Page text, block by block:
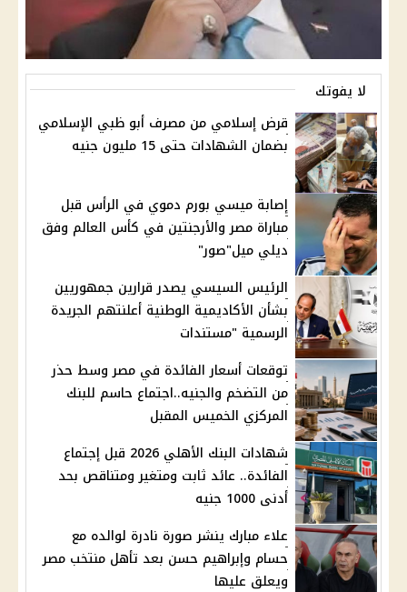
لا يفوتك
قرض إسلامي من مصرف أبو ظبي الإسلامي
بضمان الشهادات حتى 15 مليون جنيه
إصابة ميسي بورم دموي في الرأس قبل
مباراة مصر والأرجنتين في كأس العالم وفق
ديلي ميل"صور"
الرئيس السيسي يصدر قرارين جمهوريين
بشأن الأكاديمية الوطنية أعلنتهم الجريدة
الرسمية "مستندات
توقعات أسعار الفائدة في مصر وسط حذر
من التضخم والجنيه..اجتماع حاسم للبنك
المركزي الخميس المقبل
شهادات البنك الأهلي 2026 قبل إجتماع
الفائدة.. عائد ثابت ومتغير ومتناقص بحد
أدنى 1000 جنيه
علاء مبارك ينشر صورة نادرة لوالده مع
حسام وإبراهيم حسن بعد تأهل منتخب مصر
ويعلق عليها